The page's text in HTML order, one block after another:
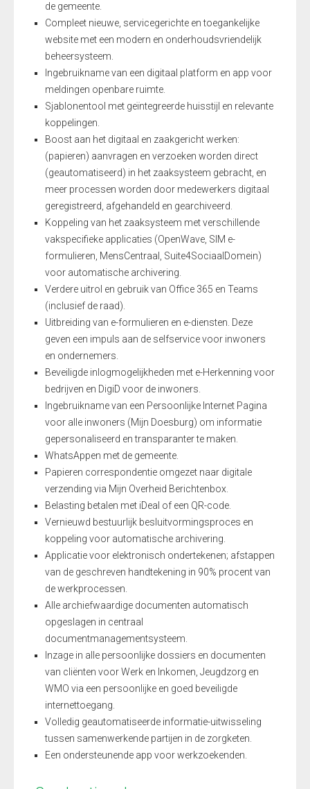
de gemeente.
Compleet nieuwe, servicegerichte en toegankelijke
website met een modern en onderhoudsvriendelijk
beheersysteem.
Ingebruikname van een digitaal platform en app voor
meldingen openbare ruimte.
Sjablonentool met geïntegreerde huisstijl en relevante
koppelingen.
Boost aan het digitaal en zaakgericht werken:
(papieren) aanvragen en verzoeken worden direct
(geautomatiseerd) in het zaaksysteem gebracht, en
meer processen worden door medewerkers digitaal
geregistreerd, afgehandeld en gearchiveerd.
Koppeling van het zaaksysteem met verschillende
vakspecifieke applicaties (OpenWave, SIM e-
formulieren, MensCentraal, Suite4SociaalDomein)
voor automatische archivering.
Verdere uitrol en gebruik van Office 365 en Teams
(inclusief de raad).
Uitbreiding van e-formulieren en e-diensten. Deze
geven een impuls aan de selfservice voor inwoners
en ondernemers.
Beveiligde inlogmogelijkheden met e-Herkenning voor
bedrijven en DigiD voor de inwoners.
Ingebruikname van een Persoonlijke Internet Pagina
voor alle inwoners (Mijn Doesburg) om informatie
gepersonaliseerd en transparanter te maken.
WhatsAppen met de gemeente.
Papieren correspondentie omgezet naar digitale
verzending via Mijn Overheid Berichtenbox.
Belasting betalen met iDeal of een QR-code.
Vernieuwd bestuurlijk besluitvormingsproces en
koppeling voor automatische archivering.
Applicatie voor elektronisch ondertekenen; afstappen
van de geschreven handtekening in 90% procent van
de werkprocessen.
Alle archiefwaardige documenten automatisch
opgeslagen in centraal
documentmanagementsysteem.
Inzage in alle persoonlijke dossiers en documenten
van cliënten voor Werk en Inkomen, Jeugdzorg en
WMO via een persoonlijke en goed beveiligde
internettoegang.
Volledig geautomatiseerde informatie-uitwisseling
tussen samenwerkende partijen in de zorgketen.
Een ondersteunende app voor werkzoekenden.